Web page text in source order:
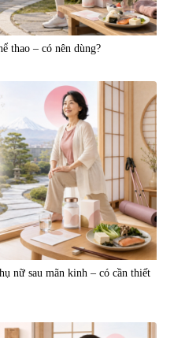
Viên uống phòng ngừa & hỗ trợ
điều trị đột quỵ Biken Kinase
Gold 60 viên
|0
1.570.000 đ
thao – có nên dùng?
nữ sau mãn kinh – có cần thiết